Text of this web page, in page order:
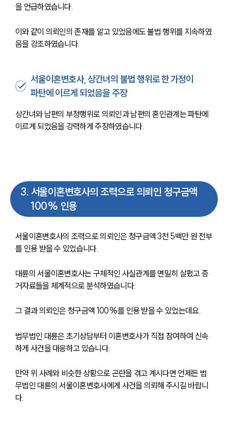
을 언급하였습니다.
이와 같이 의뢰인의 존재를 알고 있었음에도 불법 행위를 지속하였
음을 강조하였습니다.
서울이혼변호사, 상간녀의 불법 행위로 한 가정이
파탄에 이르게 되었음을 주장
상간녀와 남편의 부정행위로 의뢰인과 남편의 혼인관계는 파탄에
이르게 되었음을 강력하게 주장하였습니다.
3. 서울이혼변호사의 조력으로 의뢰인 청구금액
100% 인용
서울이혼변호사의 조력으로 의뢰인은 청구금액 3천 5백만 원 전부
를 인용 받을 수 있었습니다.
대륜의 서울이혼변호사는 구체적인 사실관계를 면밀히 살폈고 증
거자료들을 체계적으로 분석하였습니다.
그 결과 의뢰인은 청구금액 100%를 인용 받을 수 있었는데요.
법무법인 대륜은 초기상담부터 이혼변호사가 직접 참여하여 신속
하게 사건을 대응하고 있습니다.
만약 위 사례와 비슷한 상황으로 곤란을 겪고 계시다면 언제든 법
무법인 대륜의 서울이혼변호사에게 사건을 의뢰해 주시길 바랍니
다.